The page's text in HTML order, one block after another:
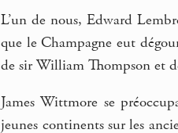
L’un de nous, Edward
que le Champagne eut
de sir William Thompson et
James Wittmore se
jeunes continents sur les